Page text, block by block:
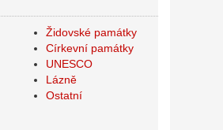
Židovské památky
Církevní památky
UNESCO
Lázně
Ostatní